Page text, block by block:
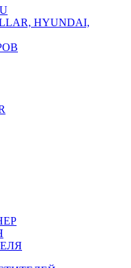
HYUNDAI,